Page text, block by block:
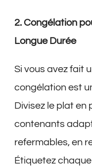
2. Congélation
Longue Durée
Si vous avez fait
congélation est
Divisez le plat en
contenants
refermables, en
Étiquetez